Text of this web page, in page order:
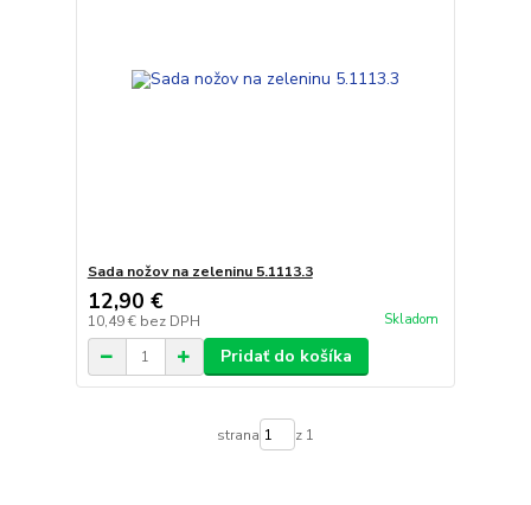
Sada nožov na zeleninu 5.1113.3
12,90 €
10,49 € bez DPH Skladom
Pridať do košíka
strana z 1